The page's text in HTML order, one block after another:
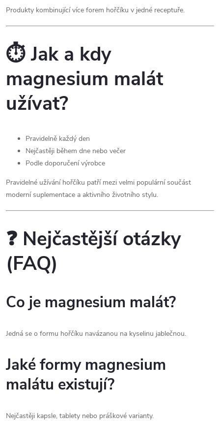
Produkty kombinující více forem hořčíku v jedné receptuře.
⏱️ Jak a kdy
magnesium malát
užívat?
Pravidelně každý den
Nejčastěji během dne nebo večer
Podle doporučení výrobce
Pravidelné užívání hořčíku patří mezi velmi populární součást
moderní suplementace a aktivního životního stylu.
❓ Nejčastější otázky
(FAQ)
Co je magnesium malát?
Jedná se o formu hořčíku navázanou na kyselinu jablečnou.
Jaké formy magnesium
malátu existují?
Nejčastěji kapsle, tablety nebo práškové varianty.